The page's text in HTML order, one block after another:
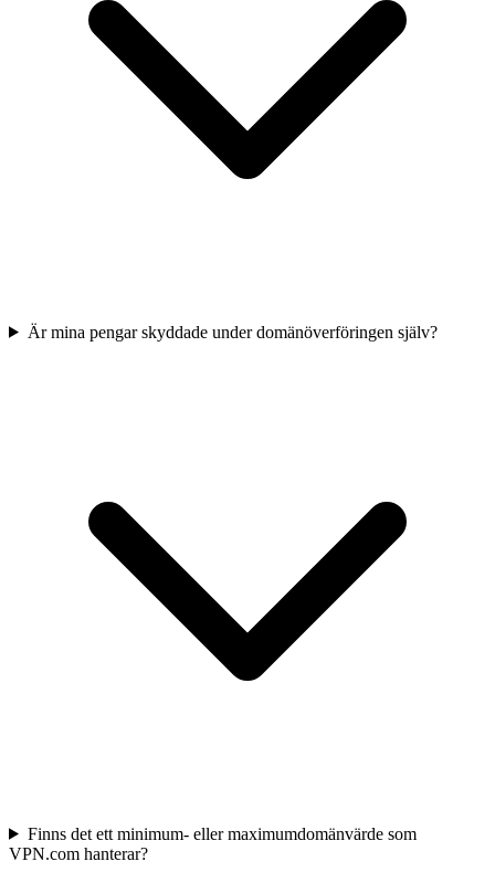
Är mina pengar skyddade under domänöverföringen själv?
Finns det ett minimum- eller maximumdomänvärde som
VPN.com hanterar?